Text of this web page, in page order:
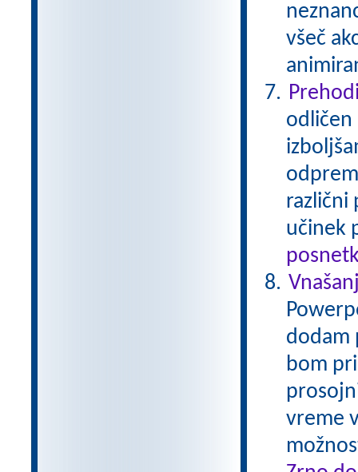
všeč
odličen
različni
učinek
dodam
bom
vreme